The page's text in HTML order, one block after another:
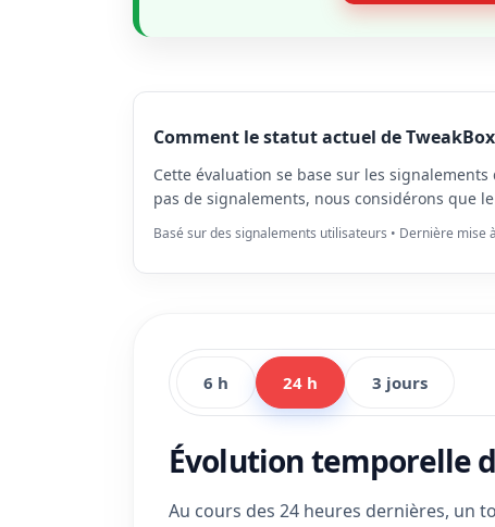
Comment le statut actuel de
Cette évaluation se base sur les
pas de signalements, nous considérons que
Basé sur des signalements utilisateurs • Dernière mise
6 h 24 h 3 jours
Évolution temporelle
Au cours des 24 heures dernières, un